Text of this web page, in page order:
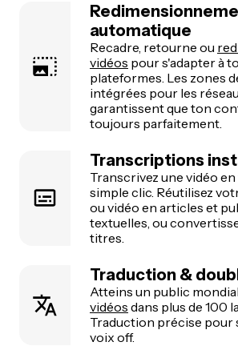
automatique
Recadre, retourne ou
vidéos pour s'adapter à
plateformes. Les zones
intégrées pour les
garantissent que ton
toujours parfaitement.
Transcriptions
Transcrivez une vidéo
simple clic. Réutilisez
ou vidéo en articles et
textuelles, ou
titres.
Traduction &
Atteins un public
vidéos dans plus de 100
Traduction précise pour
voix off.